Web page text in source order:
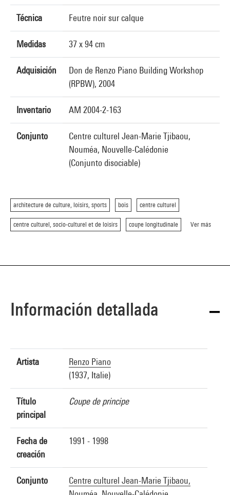
Técnica Feutre noir sur calque
Medidas 37 x 94 cm
Adquisición
Don de Renzo Piano Building Workshop
(RPBW), 2004
Inventario AM 2004-2-163
Conjunto
Centre culturel Jean-Marie Tjibaou,
Nouméa, Nouvelle-Calédonie
(Conjunto disociable)
architecture de culture, loisirs, sports bois centre culturel
centre culturel, socio-culturel et de loisirs coupe longitudinale Ver más
Información detallada
Artista
Renzo Piano
(1937, Italie)
Título
principal
Coupe de principe
Fecha de
creación
1991 - 1998
Conjunto
Centre culturel Jean-Marie Tjibaou,